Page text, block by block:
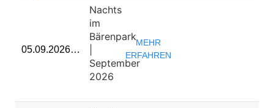
05.09.2026…
Nachts
im
Bärenpark
September
2026
MEHR
ERFAHREN